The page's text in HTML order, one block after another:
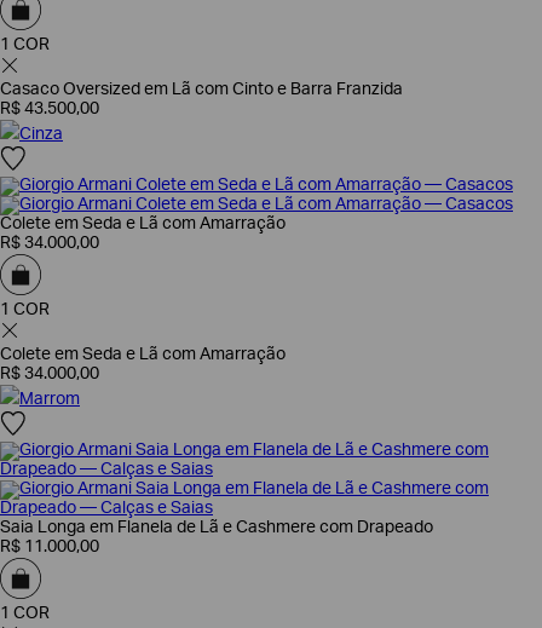
1 COR
Casaco Oversized em Lã com Cinto e Barra Franzida
R$ 43.500,00
Cinza
Colete em Seda e Lã com Amarração
R$ 34.000,00
1 COR
Colete em Seda e Lã com Amarração
R$ 34.000,00
Marrom
Saia Longa em Flanela de Lã e Cashmere com Drapeado
R$ 11 .000,00
1 COR